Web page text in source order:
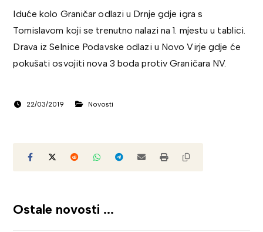
Iduće kolo Graničar odlazi u Drnje gdje igra s
Tomislavom koji se trenutno nalazi na 1. mjestu u tablici.
Drava iz Selnice Podavske odlazi u Novo Virje gdje će
pokušati osvojiti nova 3 boda protiv Graničara NV.
22/03/2019 Novosti
Ostale novosti ...